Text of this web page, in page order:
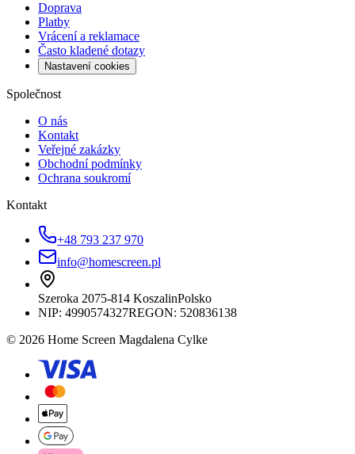
Doprava
Platby
Vrácení a reklamace
Často kladené dotazy
Nastavení cookies
Společnost
O nás
Kontakt
Veřejné zakázky
Obchodní podmínky
Ochrana soukromí
Kontakt
+48 793 237 970
info@homescreen.pl
Szeroka 2075-814 KoszalinPolsko
NIP: 4990574327REGON: 520836138
© 2026 Home Screen Magdalena Cylke